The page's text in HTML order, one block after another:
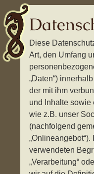
Diese
Art, den Umfang
„Daten“)
der mit ihm
und Inhalte sowie
wie z.B. unser
(nachfolgend
verwendeten
„Verarbeitung“